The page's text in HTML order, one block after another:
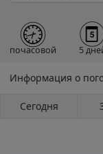
почасовой 5
Информация о
Сегодня